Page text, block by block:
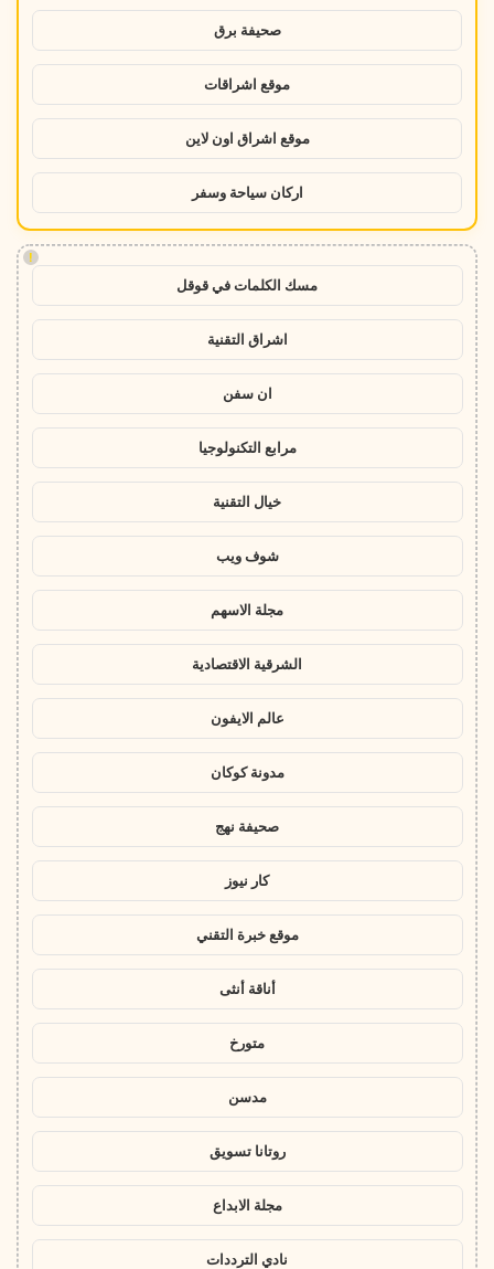
صحيفة برق
موقع اشراقات
موقع اشراق اون لاين
اركان سياحة وسفر
!
مسك الكلمات في قوقل
اشراق التقنية
ان سفن
مرابع التكنولوجيا
خيال التقنية
شوف ويب
مجلة الاسهم
الشرقية الاقتصادية
عالم الايفون
مدونة كوكان
صحيفة نهج
كار نيوز
موقع خبرة التقني
أناقة أنثى
متورخ
مدسن
روتانا تسويق
مجلة الابداع
نادي الترددات